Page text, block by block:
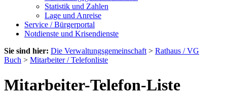
Statistik und Zahlen
Lage und Anreise
Service / Bürgerportal
Notdienste und Krisendienste
Sie sind hier: Die Verwaltungsgemeinschaft > Rathaus / VG
Buch > Mitarbeiter / Telefonliste
Mitarbeiter-Telefon-Liste